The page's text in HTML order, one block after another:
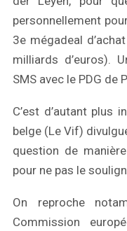
personnellement
3e mégadeal
milliards d’euros).
SMS avec le PDG de
C’est d’autant plus
belge (Le Vif)
question de
pour ne pas le
On reproche
Commission